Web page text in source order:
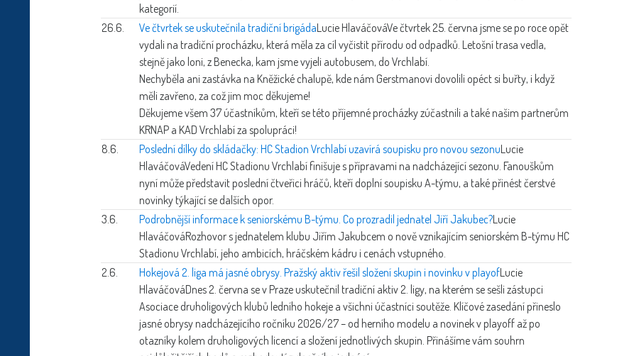
kategorií.
26.6.
Ve čtvrtek se uskutečnila tradiční brigádaLucie HlaváčováVe čtvrtek 25. června jsme se po roce opět
vydali na tradiční procházku, která měla za cíl vyčistit přírodu od odpadků. Letošní trasa vedla,
stejně jako loni, z Benecka, kam jsme vyjeli autobusem, do Vrchlabí.
Nechyběla ani zastávka na Kněžické chalupě, kde nám Gerstmanovi dovolili opéct si buřty, i když
měli zavřeno, za což jim moc děkujeme!
Děkujeme všem 37 účastníkům, kteří se této příjemné procházky zúčastnili a také našim partnerům
KRNAP a KAD Vrchlabí za spolupráci!
8.6.
Poslední dílky do skládačky: HC Stadion Vrchlabí uzavírá soupisku pro novou sezonuLucie
HlaváčováVedení HC Stadionu Vrchlabí finišuje s přípravami na nadcházející sezonu. Fanouškům
nyní může představit poslední čtveřici hráčů, kteří doplní soupisku A-týmu, a také přinést čerstvé
novinky týkající se dalších opor.
3.6.
Podrobnější informace k seniorskému B-týmu. Co prozradil jednatel Jiří Jakubec?Lucie
HlaváčováRozhovor s jednatelem klubu Jiřím Jakubcem o nově vznikajícím seniorském B-týmu HC
Stadionu Vrchlabí, jeho ambicích, hráčském kádru i cenách vstupného.
2.6.
Hokejová 2. liga má jasné obrysy. Pražský aktiv řešil složení skupin i novinku v playofLucie
HlaváčováDnes 2. června se v Praze uskutečnil tradiční aktiv 2. ligy, na kterém se sešli zástupci
Asociace druholigových klubů ledního hokeje a všichni účastníci soutěže. Klíčové zasedání přineslo
jasné obrysy nadcházejícího ročníku 2026/27 – od herního modelu a novinek v playoff až po
otazníky kolem druholigových licencí a složení jednotlivých skupin. Přinášíme vám souhrn